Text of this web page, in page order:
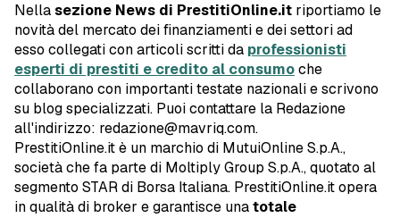
Nellasezione News di PrestitiOnline.it riportiamo le
novità del mercato dei finanziamenti e dei settori ad
esso collegati con articoli scritti da professionisti
esperti di prestiti e credito al consumoche
collaborano con importanti testate nazionali e scrivono
su blog specializzati. Puoi contattare la Redazione
all'indirizzo: redazione@mavriq.com.
PrestitiOnline.it è un marchio di MutuiOnline S.p.A.,
società che fa parte di Moltiply Group S.p.A., quotato al
segmento STAR di Borsa Italiana. PrestitiOnline.it opera
in qualità di broker e garantisce unatotale